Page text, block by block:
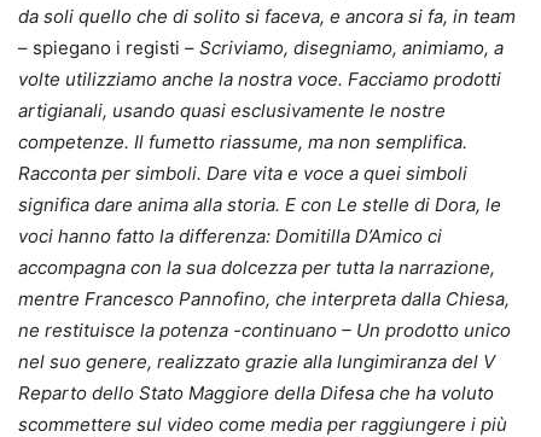
da soli quello che di solito si faceva, e ancora si fa, in team
– spiegano i registi – Scriviamo, disegniamo, animiamo, a
volte utilizziamo anche la nostra voce. Facciamo prodotti
artigianali, usando quasi esclusivamente le nostre
competenze. Il fumetto riassume, ma non semplifica.
Racconta per simboli. Dare vita e voce a quei simboli
significa dare anima alla storia. E con Le stelle di Dora, le
voci hanno fatto la differenza: Domitilla D’Amico ci
accompagna con la sua dolcezza per tutta la narrazione,
mentre Francesco Pannofino, che interpreta dalla Chiesa,
ne restituisce la potenza -continuano – Un prodotto unico
nel suo genere, realizzato grazie alla lungimiranza del V
Reparto dello Stato Maggiore della Difesa che ha voluto
scommettere sul video come media per raggiungere i più